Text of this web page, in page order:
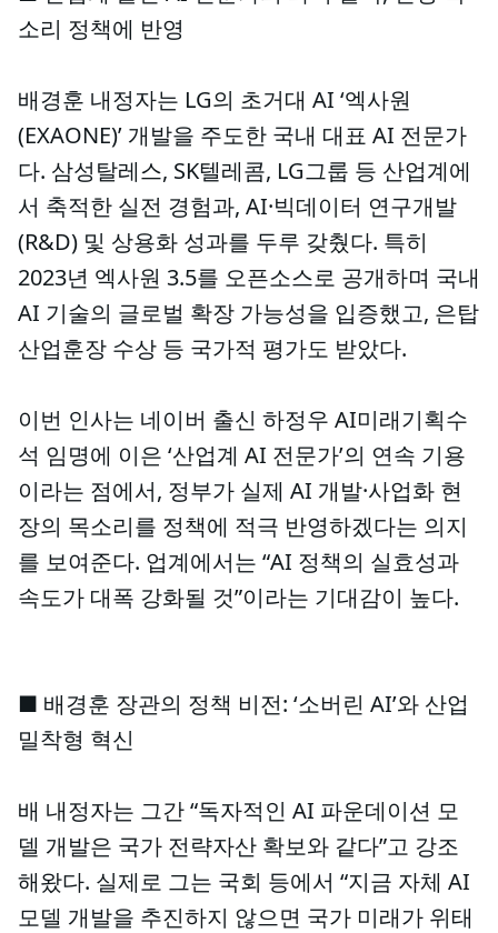
소리 정책에 반영
배경훈 내정자는 LG의 초거대 AI ‘엑사원
(EXAONE)’ 개발을 주도한 국내 대표 AI 전문가
다. 삼성탈레스, SK텔레콤, LG그룹 등 산업계에
서 축적한 실전 경험과, AI·빅데이터 연구개발
(R&D) 및 상용화 성과를 두루 갖췄다. 특히
2023년 엑사원 3.5를 오픈소스로 공개하며 국내
AI 기술의 글로벌 확장 가능성을 입증했고, 은탑
산업훈장 수상 등 국가적 평가도 받았다.
이번 인사는 네이버 출신 하정우 AI미래기획수
석 임명에 이은 ‘산업계 AI 전문가’의 연속 기용
이라는 점에서, 정부가 실제 AI 개발·사업화 현
장의 목소리를 정책에 적극 반영하겠다는 의지
를 보여준다. 업계에서는 “AI 정책의 실효성과
속도가 대폭 강화될 것”이라는 기대감이 높다.
■ 배경훈 장관의 정책 비전: ‘소버린 AI’와 산업
밀착형 혁신
배 내정자는 그간 “독자적인 AI 파운데이션 모
델 개발은 국가 전략자산 확보와 같다”고 강조
해왔다. 실제로 그는 국회 등에서 “지금 자체 AI
모델 개발을 추진하지 않으면 국가 미래가 위태